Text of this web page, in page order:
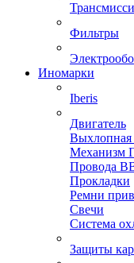
Фильтры
Иномарки
Iberis
Двигатель
Выхлопная
Механизм
Провода
Прокладки
Ремни
Свечи
Система
Защиты